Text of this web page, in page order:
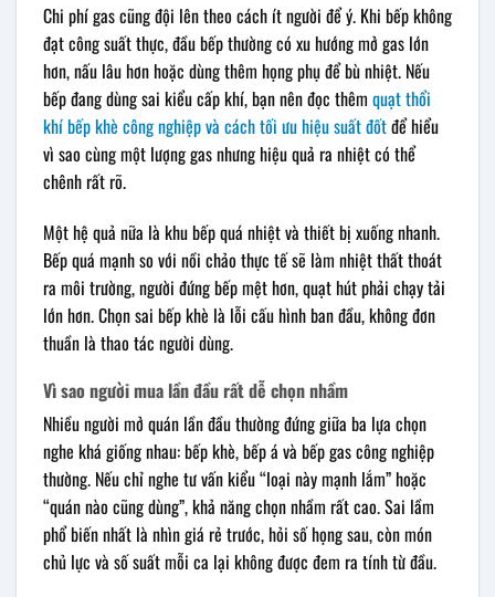
Chi phí gas cũng đội lên theo cách ít người để ý. Khi bếp không
đạt công suất thực, đầu bếp thường có xu hướng mở gas lớn
hơn, nấu lâu hơn hoặc dùng thêm họng phụ để bù nhiệt. Nếu
bếp đang dùng sai kiểu cấp khí, bạn nên đọc thêm quạt thổi
khí bếp khè công nghiệp và cách tối ưu hiệu suất đốtđể hiểu
vì sao cùng một lượng gas nhưng hiệu quả ra nhiệt có thể
chênh rất rõ.
Một hệ quả nữa là khu bếp quá nhiệt và thiết bị xuống nhanh.
Bếp quá mạnh so với nồi chảo thực tế sẽ làm nhiệt thất thoát
ra môi trường, người đứng bếp mệt hơn, quạt hút phải chạy tải
lớn hơn. Chọn sai bếp khè là lỗi cấu hình ban đầu, không đơn
thuần là thao tác người dùng.
Vì sao người mua lần đầu rất dễ chọn nhầm
Nhiều người mở quán lần đầu thường đứng giữa ba lựa chọn
nghe khá giống nhau: bếp khè, bếp á và bếp gas công nghiệp
thường. Nếu chỉ nghe tư vấn kiểu “loại này mạnh lắm” hoặc
“quán nào cũng dùng”, khả năng chọn nhầm rất cao. Sai lầm
phổ biến nhất là nhìn giá rẻ trước, hỏi số họng sau, còn món
chủ lực và số suất mỗi ca lại không được đem ra tính từ đầu.